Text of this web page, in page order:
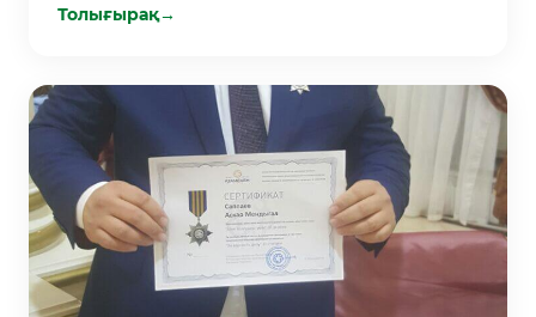
Толығырақ→